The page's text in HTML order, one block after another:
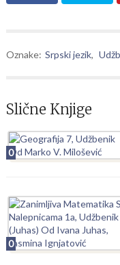
Oznake: Srpski jezik,
Slične Knjige
0
0